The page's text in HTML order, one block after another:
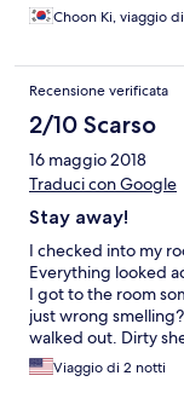
Choon Ki, viaggio
Recensione verificata
2/10 Scarso
16 maggio 2018
Traduci con Google
Stay away!
I checked into my
Everything looked
I got to the room
just wrong
walked out. Dirty
went back to the
kid looked at me
Viaggio di 2 notti